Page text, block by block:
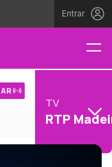
Entrar
TV
RTP